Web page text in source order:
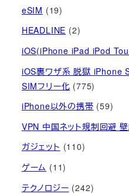
eSIM (19)
HEADLINE (2)
iOS(iPhone iPad iPod
iOS裏ワザ系 脱獄 iPhone
SIMフリー化 (775)
iPhone以外の携帯 (59)
VPN 中国ネット規制回避
ガジェット (110)
ゲーム (11)
テクノロジー (242)